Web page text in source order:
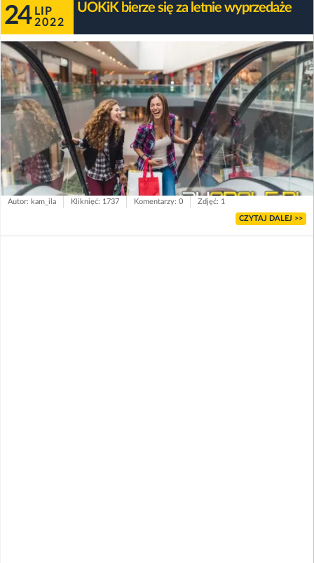
24 LIP
2022
UOKiK bierze się za letnie wyprzedaże
Autor: kam_ila Kliknięć: 1737 Komentarzy: 0 Zdjęć: 1
CZYTAJ DALEJ >>